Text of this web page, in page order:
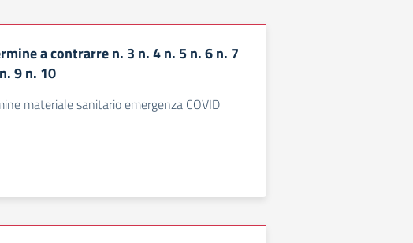
a contrarre n. 3 n. 4 n. 5 n. 6 n. 7
9 n. 10
materiale sanitario emergenza COVID